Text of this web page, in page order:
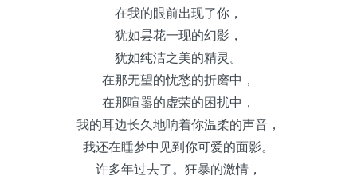
在我的眼前出现了你，
犹如昙花一现的幻影，
犹如纯洁之美的精灵。
在那无望的忧愁的折磨中，
在那喧嚣的虚荣的困扰中，
我的耳边长久地响着你温柔的声音，
我还在睡梦中见到你可爱的面影。
许多年过去了。狂暴的激情，